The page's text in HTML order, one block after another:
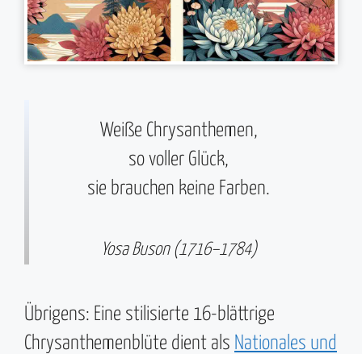
Weiße Chrysanthemen,
so voller Glück,
sie brauchen keine Farben.
Yosa Buson (1716–1784)
Übrigens: Eine stilisierte 16-blättrige
Chrysanthemenblüte dient als Nationales und